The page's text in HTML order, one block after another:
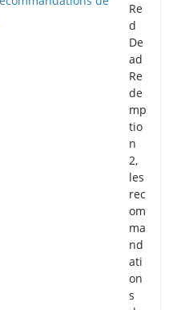
Re
d
De
ad
Re
de
mp
tio
n
2,
les
rec
om
ma
nd
ati
on
s